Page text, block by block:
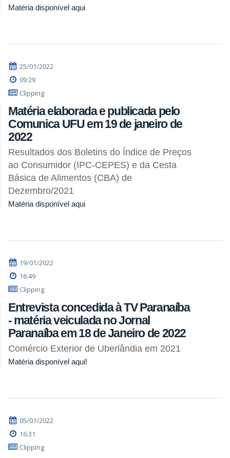
Matéria disponível aqui
25/01/2022
09:29
Clipping
Matéria elaborada e publicada pelo
Comunica UFU em 19 de janeiro de
2022
Resultados dos Boletins do Índice de Preços
ao Consumidor (IPC-CEPES) e da Cesta
Básica de Alimentos (CBA) de
Dezembro/2021
Matéria disponível aqui
19/01/2022
16:49
Clipping
Entrevista concedida à TV Paranaíba
- matéria veiculada no Jornal
Paranaíba em 18 de Janeiro de 2022
Comércio Exterior de Uberlândia em 2021
Matéria disponível aqui!
05/01/2022
16:31
Clipping